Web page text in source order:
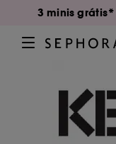
3 minis grátis*